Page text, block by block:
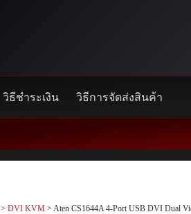
วิธีชำระเงิน วิธีการจัดส่งสินค้า
>DVI KVM > Aten CS1644A 4-Port USB DVI Dual